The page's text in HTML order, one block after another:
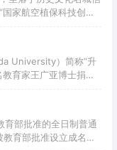
年，由铁道部划归公
年，更名为铁道警察
家航空植保科技创新
农业专科学校，1984
农业高等专科学校，
学院，升格为普通本
亩，校舍建筑面积52
University）简称“升
育家王广亚博士捐资
4月经教育部批准，学
2203亩，建筑面积
有新郑和登封两个校
部批准的全日制普通
育部批准设立成名为